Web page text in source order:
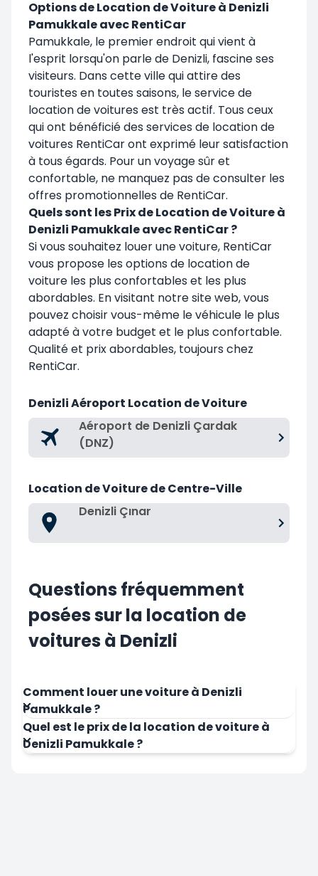
Options de Location de Voiture à Denizli
Pamukkale avec RentiCar
Pamukkale, le premier endroit qui vient à
l'esprit lorsqu'on parle de Denizli, fascine ses
visiteurs. Dans cette ville qui attire des
touristes en toutes saisons, le service de
location de voitures est très actif. Tous ceux
qui ont bénéficié des services de location de
voitures RentiCar ont exprimé leur satisfaction
à tous égards. Pour un voyage sûr et
confortable, ne manquez pas de consulter les
offres promotionnelles de RentiCar.
Quels sont les Prix de Location de Voiture à
Denizli Pamukkale avec RentiCar ?
Si vous souhaitez louer une voiture, RentiCar
vous propose les options de location de
voiture les plus confortables et les plus
abordables. En visitant notre site web, vous
pouvez choisir vous-même le véhicule le plus
adapté à votre budget et le plus confortable.
Qualité et prix abordables, toujours chez
RentiCar.
Denizli Aéroport Location de Voiture
Aéroport de Denizli Çardak
(DNZ)
Location de Voiture de Centre-Ville
Denizli Çınar
Questions fréquemment
posées sur la location de
voitures à Denizli
Comment louer une voiture à Denizli
Pamukkale ?
Quel est le prix de la location de voiture à
Denizli Pamukkale ?